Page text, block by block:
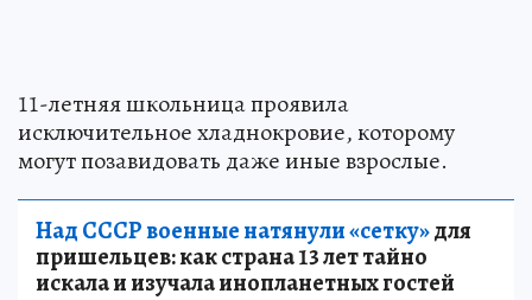
11-летняя школьница проявила
исключительное хладнокровие, которому
могут позавидовать даже иные взрослые.
Над СССР военные натянули «сетку»для
пришельцев: как страна 13 лет тайно
искала и изучала инопланетных гостей